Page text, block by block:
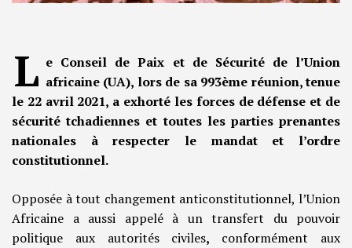
L e Conseil de Paix et de Sécurité de l’Union
africaine (UA), lors de sa 993ème réunion, tenue
le 22 avril 2021, a exhorté les forces de défense et de
sécurité tchadiennes et toutes les parties prenantes
nationales à respecter le mandat et l’ordre
constitutionnel.
Opposée à tout changement anticonstitutionnel, l’Union
Africaine a aussi appelé à un transfert du pouvoir
politique aux autorités civiles, conformément aux